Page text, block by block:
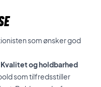
som ønsker god
og holdbarhed
som tilfredsstiller